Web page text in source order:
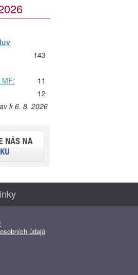
143
11
12
k 6. 8. 2026
údajů